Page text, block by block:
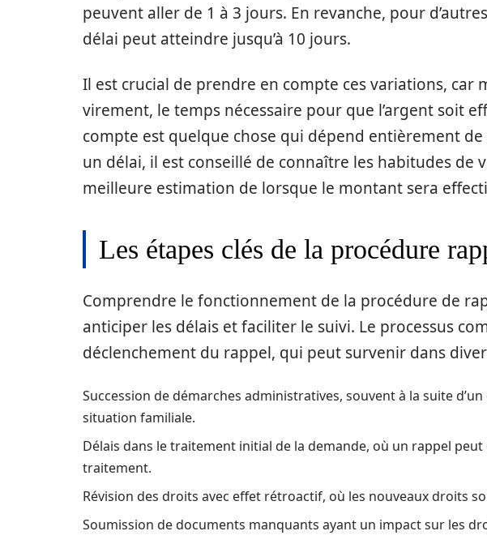
peuvent aller de 1 à 3 jours. En revanche, pour
délai peut atteindre jusqu’à 10 jours.
Il est crucial de prendre en compte ces variations, car
virement, le temps nécessaire pour que l’argent soit
compte est quelque chose qui dépend entièrement
un délai, il est conseillé de connaître les habitudes de
meilleure estimation de lorsque le montant sera
Les étapes clés de la procédure
Comprendre le fonctionnement de la procédure de
anticiper les délais et faciliter le suivi. Le processus
déclenchement du rappel, qui peut survenir dans
Succession de démarches administratives, souvent à la suite
situation familiale.
Délais dans le traitement initial de la demande, où un rappel
traitement.
Révision des droits avec effet rétroactif, où les nouveaux droits
Soumission de documents manquants ayant un impact sur les